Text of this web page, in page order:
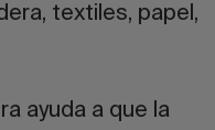
textiles, papel,
ayuda a que la